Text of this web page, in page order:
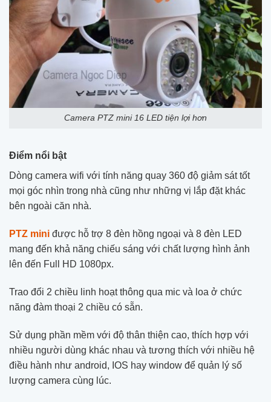
Camera PTZ mini 16 LED tiện lợi hơn
Điểm nổi bật
Dòng camera wifi với tính năng quay 360 độ giảm sát tốt
mọi góc nhìn trong nhà cũng như những vị lắp đặt khác
bên ngoài căn nhà.
PTZ mini được hỗ trợ 8 đèn hồng ngoại và 8 đèn LED
mang đến khả năng chiếu sáng với chất lượng hình ảnh
lên đến Full HD 1080px.
Trao đổi 2 chiều linh hoạt thông qua mic và loa ở chức
năng đàm thoại 2 chiều có sẵn.
Sử dụng phần mềm với độ thân thiện cao, thích hợp với
nhiều người dùng khác nhau và tương thích với nhiều hệ
điều hành như android, IOS hay window để quản lý số
lượng camera cùng lúc.